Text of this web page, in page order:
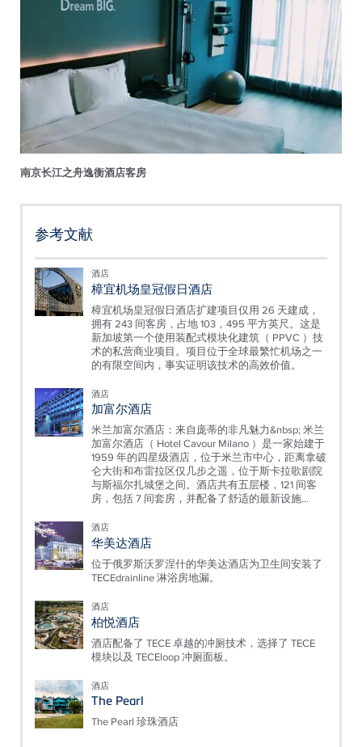
南京长江之舟逸衡酒店客房
参考文献
酒店
樟宜机场皇冠假日酒店
樟宜机场皇冠假日酒店扩建项目仅用 26 天建成，
拥有 243 间客房，占地 103，495 平方英尺。这是
新加坡第一个使用装配式模块化建筑（ PPVC ）技
术的私营商业项目。项目位于全球最繁忙机场之一
的有限空间内，事实证明该技术的高效价值。
酒店
加富尔酒店
米兰加富尔酒店：来自庞蒂的非凡魅力&nbsp; 米兰
加富尔酒店（ Hotel Cavour Milano ）是一家始建于
1959 年的四星级酒店，位于米兰市中心，距离拿破
仑大街和布雷拉区仅几步之遥，位于斯卡拉歌剧院
与斯福尔扎城堡之间。酒店共有五层楼，121 间客
房，包括 7 间套房，并配备了舒适的最新设施...
酒店
华美达酒店
位于俄罗斯沃罗涅什的华美达酒店为卫生间安装了
TECEdrainline 淋浴房地漏。
酒店
柏悦酒店
酒店配备了 TECE 卓越的冲厕技术，选择了 TECE
模块以及 TECEloop 冲厕面板。
酒店
The Pearl
The Pearl 珍珠酒店